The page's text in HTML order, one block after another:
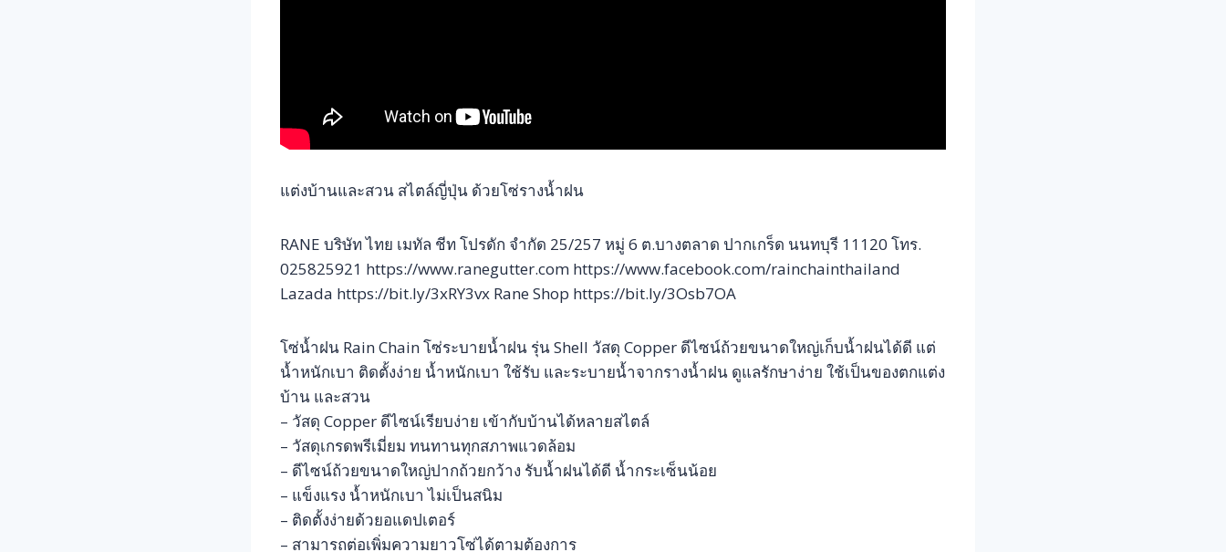
แต่งบ้านและสวน สไตล์ญี่ปุ่น ด้วยโซ่รางน้ำฝน
RANE บริษัท ไทย เมทัล ชีท โปรดัก จำกัด 25/257 หมู่ 6 ต.บางตลาด ปากเกร็ด นนทบุรี 11120 โทร.
025825921 https://www.ranegutter.com https://www.facebook.com/rainchainthailand
Lazada https://bit.ly/3xRY3vx Rane Shop https://bit.ly/3Osb7OA
โซ่น้ำฝน Rain Chain โซ่ระบายน้ำฝน รุ่น Shell วัสดุ Copper ดีไซน์ถ้วยขนาดใหญ่เก็บน้ำฝนได้ดี แต่
น้ำหนักเบา ติดตั้งง่าย น้ำหนักเบา ใช้รับ และระบายน้ำจากรางน้ำฝน ดูแลรักษาง่าย ใช้เป็นของตกแต่ง
บ้าน และสวน
– วัสดุ Copper ดีไซน์เรียบง่าย เข้ากับบ้านได้หลายสไตล์
– วัสดุเกรดพรีเมี่ยม ทนทานทุกสภาพแวดล้อม
– ดีไซน์ถ้วยขนาดใหญ่ปากถ้วยกว้าง รับน้ำฝนได้ดี น้ำกระเซ็นน้อย
– แข็งแรง น้ำหนักเบา ไม่เป็นสนิม
– ติดตั้งง่ายด้วยอแดปเตอร์
– สามารถต่อเพิ่มความยาวโซ่ได้ตามต้องการ